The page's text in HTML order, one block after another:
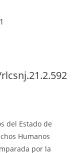
1
del Estado de
Humanos
por la